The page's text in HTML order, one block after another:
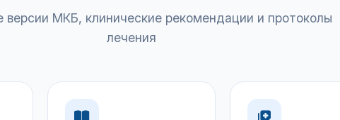
версии МКБ, клинические рекомендации и протоколы
лечения